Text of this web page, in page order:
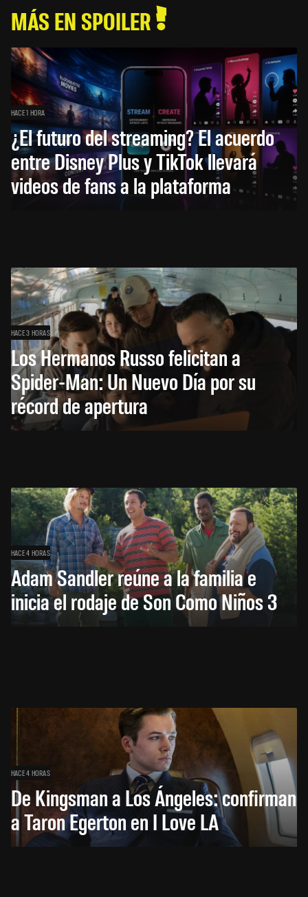
MÁS EN SPOILER
HACE 1 HORA
¿El futuro del streaming? El acuerdo
entre Disney Plus y TikTok llevará
videos de fans a la plataforma
HACE 3 HORAS
Los Hermanos Russo felicitan a
Spider-Man: Un Nuevo Día por su
récord de apertura
HACE 4 HORAS
Adam Sandler reúne a la familia e
inicia el rodaje de Son Como Niños 3
HACE 4 HORAS
De Kingsman a Los Ángeles: confirman
a Taron Egerton en I Love LA